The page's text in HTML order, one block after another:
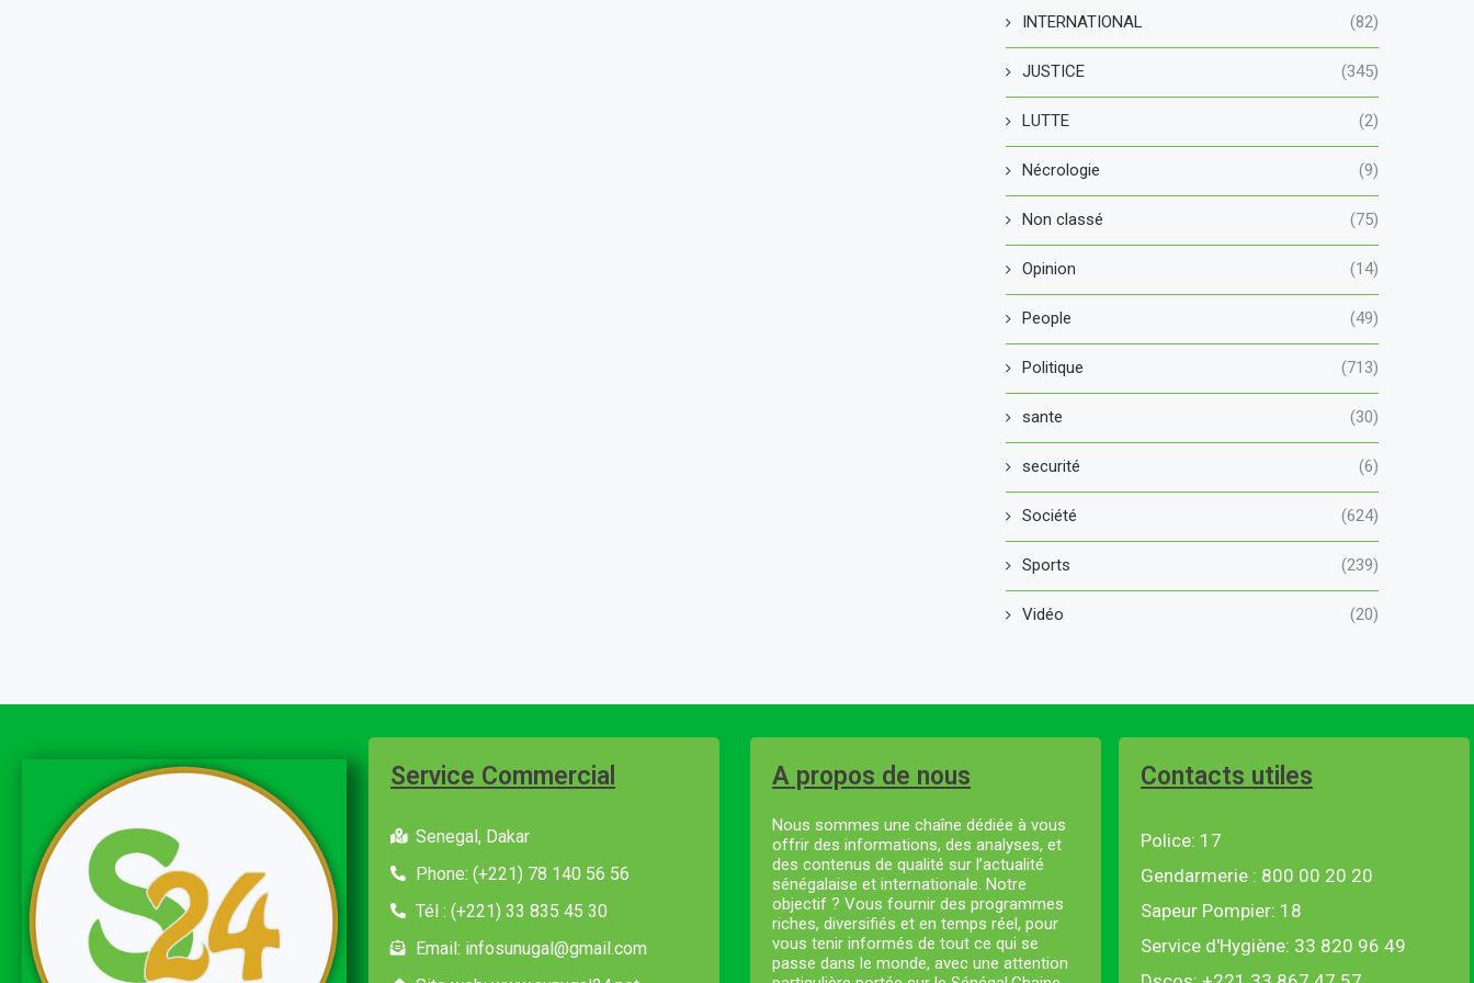
INTERNATIONAL (82)
JUSTICE (345)
LUTTE (2)
Nécrologie (9)
Non classé (75)
Opinion (14)
People (49)
Politique (713)
sante (30)
securité (6)
Société (624)
Sports (239)
Vidéo (20)
Service Commercial
Senegal, Dakar
Phone: (+221) 78 140 56 56
Tél : (+221) 33 835 45 30
Email: infosunugal@gmail.com
A propos de nous
Nous sommes une chaîne dédiée à vous
offrir des informations, des analyses, et
des contenus de qualité sur l’actualité
sénégalaise et internationale. Notre
objectif ? Vous fournir des programmes
riches, diversifiés et en temps réel, pour
vous tenir informés de tout ce qui se
passe dans le monde, avec une attention
Contacts utiles
Police: 17
Gendarmerie : 800 00 20 20
Sapeur Pompier: 18
Service d'Hygiène: 33 820 96 49